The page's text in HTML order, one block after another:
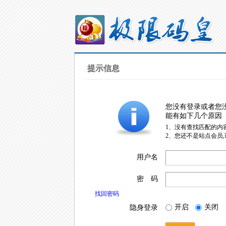
提示信息
您没有登录或者您
能有如下几个原因
1、没有查找匹配的内
2、您还不是站点会员
用户名
密 码
找回密码
隐身登录 开启 关闭